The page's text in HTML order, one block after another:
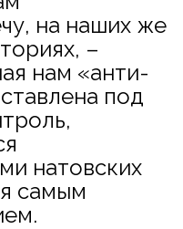
на наших же
–
нам «анти-
под
натовских
самым